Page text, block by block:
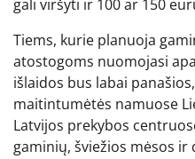
gali viršyti ir 100 ar 150
Tiems, kurie planuoja
atostogoms nuomojasi
išlaidos bus labai
maitintumėtės namuose
Latvijos prekybos
gaminių, šviežios mėsos